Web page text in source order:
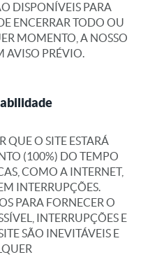
DISPONÍVEIS PARA
ENCERRAR TODO OU
MOMENTO, A NOSSO
AVISO PRÉVIO.
QUE O SITE ESTARÁ
(100%) DO TEMPO
COMO A INTERNET,
INTERRUPÇÕES.
PARA FORNECER O
INTERRUPÇÕES E
SÃO INEVITÁVEIS E